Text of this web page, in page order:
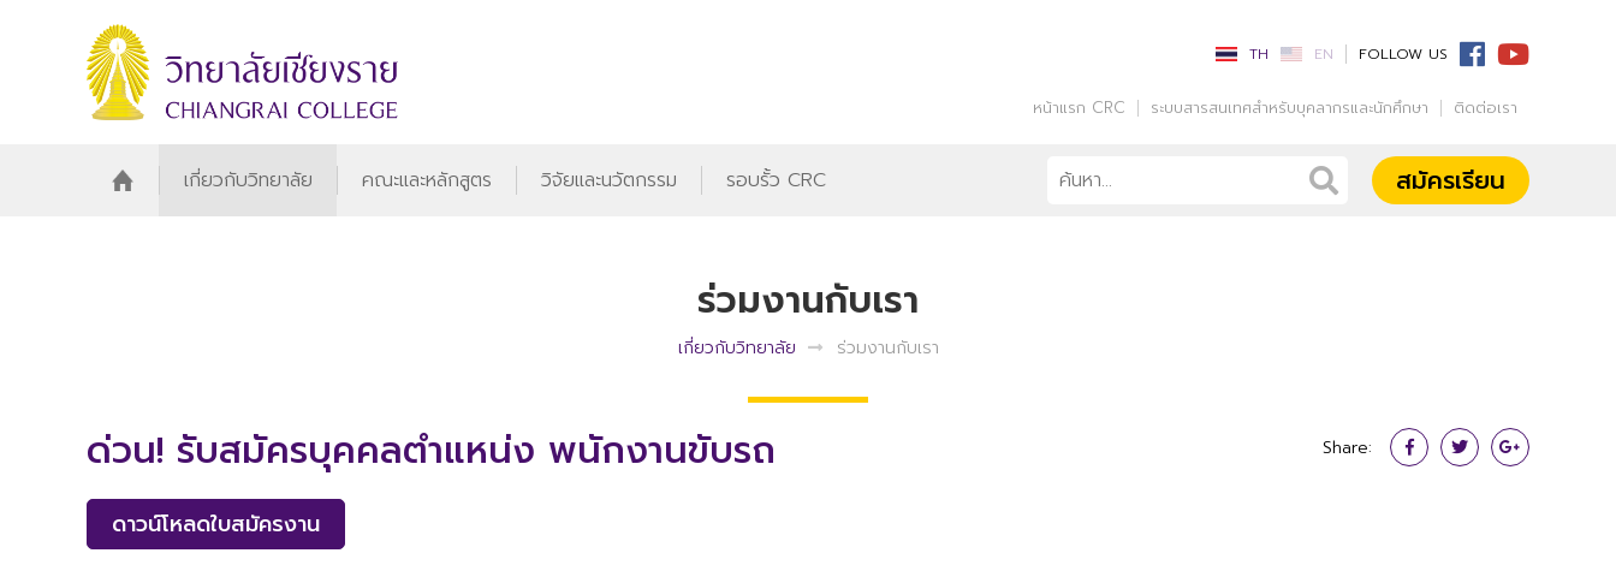
FOLLOW US
TH EN
หน้าแรก CRC ระบบสารสนเทศสำหรับบุคลากรและนักศึกษา ติดต่อเรา
สมัครเรียน
เกี่ยวกับวิทยาลัย คณะและหลักสูตร วิจัยและนวัตกรรม รอบรั้ว CRC
ร่วมงานกับเรา
เกี่ยวกับวิทยาลัย ร่วมงานกับเรา
ด่วน! รับสมัครบุคคลตำแหน่ง พนักงานขับรถ Share:
ดาวน์โหลดใบสมัครงาน